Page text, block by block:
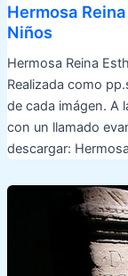
Hermosa
Niños
Hermosa Reina
Realizada como
de cada imágen. A
con un llamado
descargar: